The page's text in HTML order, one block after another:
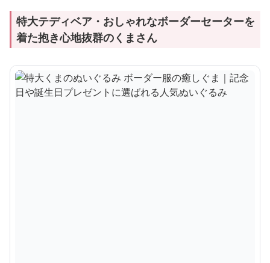
特大テディベア・おしゃれなボーダーセーターを
着た抱き心地抜群のくまさん